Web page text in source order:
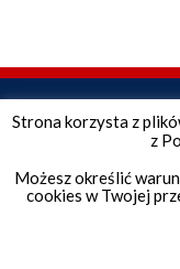
Strona korzysta z
z
Możesz określić
cookies w Twojej